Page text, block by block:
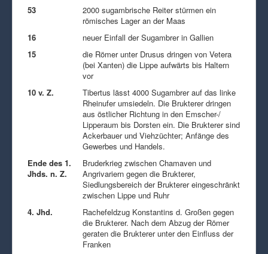
53
2000 sugambrische Reiter stürmen ein
römisches Lager an der Maas
16
neuer Einfall der Sugambrer in Gallien
15
die Römer unter Drusus dringen von Vetera
(bei Xanten) die Lippe aufwärts bis Haltern
vor
10 v. Z.
Tibertus lässt 4000 Sugambrer auf das linke
Rheinufer umsiedeln. Die Brukterer dringen
aus östlicher Richtung in den Emscher-/
Lipperaum bis Dorsten ein. Die Brukterer sind
Ackerbauer und Viehzüchter; Anfänge des
Gewerbes und Handels.
Ende des 1.
Jhds. n. Z.
Bruderkrieg zwischen Chamaven und
Angrivariern gegen die Brukterer,
Siedlungsbereich der Brukterer eingeschränkt
zwischen Lippe und Ruhr
4. Jhd.
Rachefeldzug Konstantins d. Großen gegen
die Brukterer. Nach dem Abzug der Römer
geraten die Brukterer unter den Einfluss der
Franken